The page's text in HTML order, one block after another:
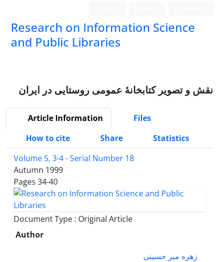
Research on Information Science
and Public Libraries
نقش و تصویر کتابخانۀ عمومی روستایی در ایران
Article Information
Files
How to cite
Share
Statistics
Volume 5, 3-4 - Serial Number 18
Autumn 1999
Pages 34-40
Document Type : Original Article
Author
زهره میر حسینی